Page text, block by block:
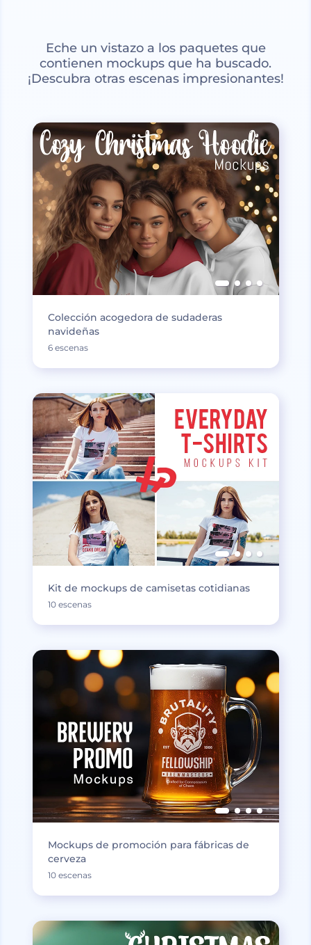
Eche un vistazo a los paquetes que
contienen mockups que ha buscado.
¡Descubra otras escenas impresionantes!
Colección acogedora de sudaderas
navideñas
6 escenas
Kit de mockups de camisetas cotidianas
10 escenas
Mockups de promoción para fábricas de
cerveza
10 escenas